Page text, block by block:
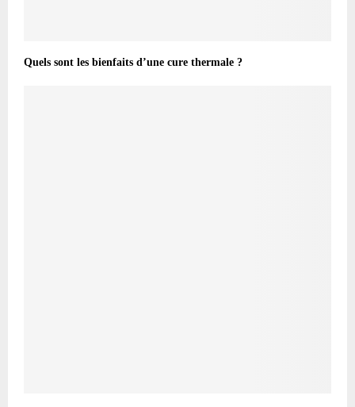
Quels sont les bienfaits d’une cure thermale ?